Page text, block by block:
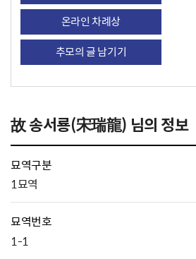
온라인 차례상
추모의 글 남기기
故 송서룡(宋瑞龍) 님의 정보
묘역구분
1묘역
묘역번호
1-1